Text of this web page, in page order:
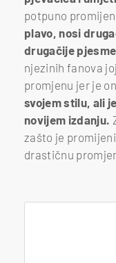
potpuno
plavo, nosi
drugačije
njezinih fanova
promjenu jer je
svojem stilu, ali
novijem izdanju.
zašto je
drastičnu